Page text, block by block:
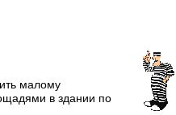
малому
в здании по